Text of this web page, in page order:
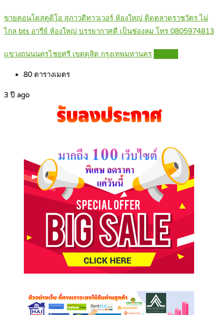
ขายคอนโดสตูดิโอ สุภาวดีทาวเวอร์ ห้องใหญ่ ติดตลาดราชวัตร ไม่
ไกล bts อารีย์ ห้องใหญ่ บรรยากาศดี เป็นช่องลม โทร 0805974813
แขวงถนนนครไชยศรี เขตดุสิต กรุงเทพมหานคร
80 ตารางเมตร
3 ปี ago